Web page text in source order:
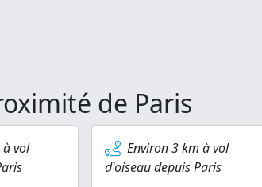
de Paris
vol
Environ 3 km à vol
d'oiseau depuis Paris